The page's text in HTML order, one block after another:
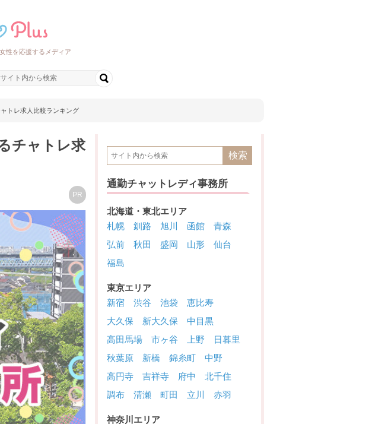
性を応援するメディア
トレ求人比較ランキング
チャトレ求
PR
通勤チャットレディ事務所
北海道・東北エリア
札幌
釧路 旭川 函館
青森
弘前
秋田 盛岡 山形
仙台
福島
東京エリア
新宿
渋谷 池袋
恵比寿
大久保
新大久保
中目黒
高田馬場
市ヶ谷 上野
日暮里
秋葉原
新橋 錦糸町
中野
高円寺
吉祥寺 府中
北千住
調布
清瀬 町田 立川 赤羽
神奈川エリア